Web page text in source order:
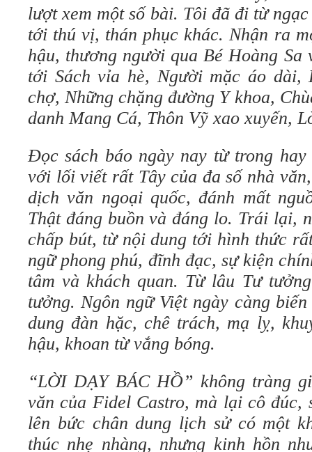
lượt xem một số bài. Tôi đã đi từ
tới thú vị, thán phục khác. Nhận ra
hậu, thương người qua Bé Hoàng Sa
tới Sách vỉa hè, Người mặc áo
chợ, Những chặng đường Y khoa,
danh Mang Cá, Thôn Vỹ xao xuyến,
Đọc sách báo ngày nay từ trong
với lối viết rất Tây của đa số nhà
dịch văn ngoại quốc, đánh mất
Thật đáng buồn và đáng lo. Trái lại,
chấp bút, từ nội dung tới hình thức
ngữ phong phú, đĩnh đạc, sự kiện
tâm và khách quan. Từ lâu Tư
tưởng. Ngôn ngữ Việt ngày càng
dung đàn hặc, chê trách, mạ lỵ,
hậu, khoan từ vắng bóng.
“LỜI DẠY BÁC HỒ” không tràng
văn của Fidel Castro, mà lại cô đúc,
lên bức chân dung lịch sử có một
thúc nhẹ nhàng, nhưng kinh hồn